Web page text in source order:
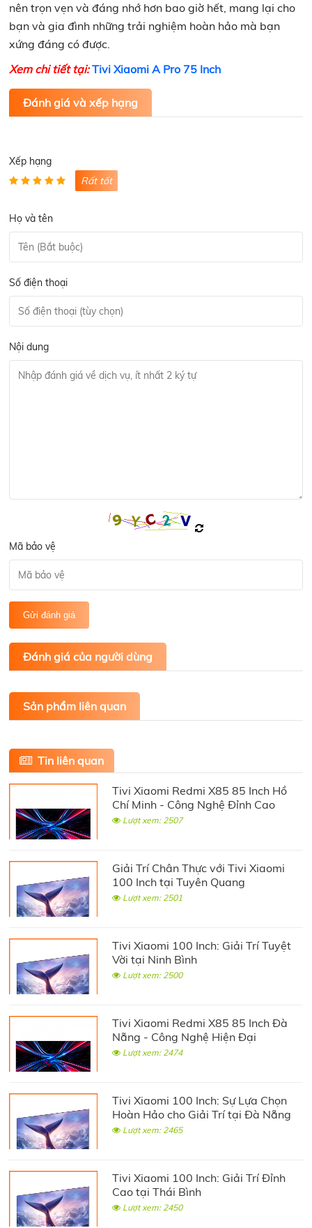
nên trọn vẹn và đáng nhớ hơn bao giờ hết, mang lại cho
bạn và gia đình những trải nghiệm hoàn hảo mà bạn
xứng đáng có được.
Xem chi tiết tại:Tivi Xiaomi A Pro 75 Inch
Đánh giá và xếp hạng
Xếp hạng
Rất tốt
Họ và tên
Số điện thoại
Nội dung
Mã bảo vệ
Gửi đánh giá
Đánh giá của người dùng
Sản phẩm liên quan
Tin liên quan
Tivi Xiaomi Redmi X85 85 Inch Hồ
Chí Minh - Công Nghệ Đỉnh Cao
Lượt xem: 2507
Giải Trí Chân Thực với Tivi Xiaomi
100 Inch tại Tuyên Quang
Lượt xem: 2501
Tivi Xiaomi 100 Inch: Giải Trí Tuyệt
Vời tại Ninh Bình
Lượt xem: 2500
Tivi Xiaomi Redmi X85 85 Inch Đà
Nẵng - Công Nghệ Hiện Đại
Lượt xem: 2474
Tivi Xiaomi 100 Inch: Sự Lựa Chọn
Hoàn Hảo cho Giải Trí tại Đà Nẵng
Lượt xem: 2465
Tivi Xiaomi 100 Inch: Giải Trí Đỉnh
Cao tại Thái Bình
Lượt xem: 2450